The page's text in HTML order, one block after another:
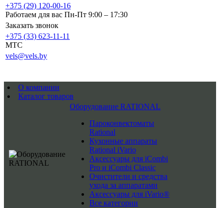
+375 (29) 120-00-16
Работаем для вас Пн-Пт 9:00 – 17:30
Заказать звонок
+375 (33) 623-11-11
MTC
vels@vels.by
О компании
Каталог товаров
Оборудование RATIONAL
Пароконвектоматы
Rational
Кухонные аппараты
Rational iVario
Аксессуары для iCombi
Pro и iCombi Classic
Очистители и средства
ухода за аппаратами
Аксессуары для iVario®
Все категории